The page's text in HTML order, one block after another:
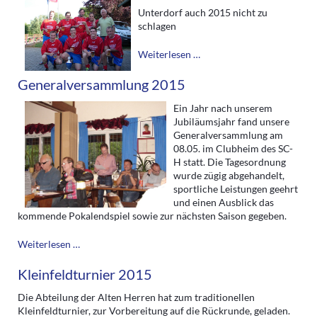
Unterdorf auch 2015 nicht zu
schlagen
Weiterlesen …
Generalversammlung 2015
Ein Jahr nach unserem
Jubiläumsjahr fand unsere
Generalversammlung am
08.05. im Clubheim des SC-
H statt. Die Tagesordnung
wurde zügig abgehandelt,
sportliche Leistungen geehrt
und einen Ausblick das
kommende Pokalendspiel sowie zur nächsten Saison gegeben.
Weiterlesen …
Kleinfeldturnier 2015
Die Abteilung der Alten Herren hat zum traditionellen
Kleinfeldturnier, zur Vorbereitung auf die Rückrunde, geladen.